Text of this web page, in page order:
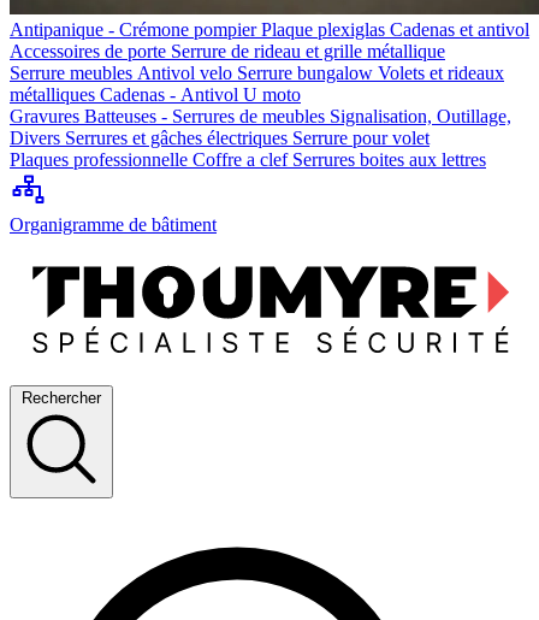
Antipanique - Crémone pompierPlaque plexiglas Cadenas et antivol
Accessoires de porte Serrure de rideau et grille métallique
Serrure meubles Antivol velo Serrure bungalow Volets et rideaux
métalliques Cadenas - Antivol U moto
Gravures Batteuses - Serrures de meubles Signalisation, Outillage,
Divers Serrures et gâches électriques Serrure pour volet
Plaques professionnelle Coffre a clef Serrures boites aux lettres
Organigramme de bâtiment
Rechercher